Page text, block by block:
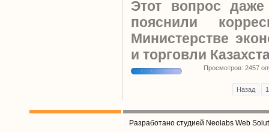
Этот вопрос даже
пояснили
Министерстве
и торговли
Просмотров: 2457
Назад 1
Разработано студией Neolabs Web